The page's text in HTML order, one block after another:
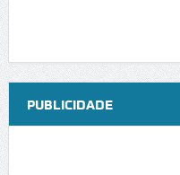
PUBLICIDADE